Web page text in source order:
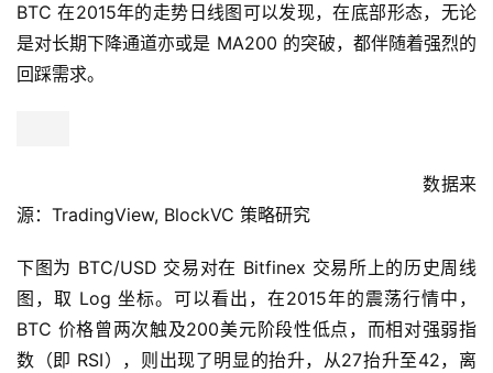
BTC 在2015年的走势日线图可以发现，在底部形态，无论
是对长期下降通道亦或是 MA200 的突破，都伴随着强烈的
回踩需求。
数据来
下图为 BTC/USD 交易对在 Bitfinex 交易所上的历史周线
图，取 Log 坐标。可以看出，在2015年的震荡行情中，
BTC 价格曾两次触及200美元阶段性低点，而相对强弱指